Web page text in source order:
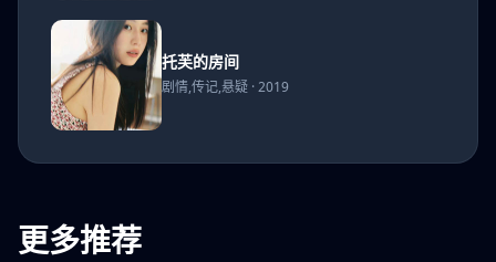
托芙
的房
间
托芙的房间
剧情,传记,悬疑 · 2019
更多推荐